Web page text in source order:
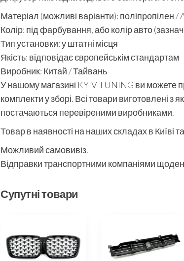
Матеріал (можливі варіанти): поліпропілен /
Колір: під фарбування, або колір авто
Тип установки: у штатні місця
Якість: відповідає європейськім стандартам
Виробник: Китай / Тайвань
У нашому магазині KYIV TUNING ви можете
комплекти у зборі. Всі товари виготовлені з
постачаються перевіреними виробниками.
Товар в наявності на наших складах в Київі та
Можливий самовивіз.
Відправки транспортними компаніями
Супутні товари